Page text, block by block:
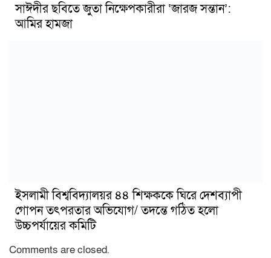
সাঈদীর ছবিতে জুতা নিক্ষেপকারীরা ‘জারজ সন্তান’:
আমির হামজা
ইসলামী বিশ্ববিদ্যালয়র ৪৪ শিক্ষককে ঘিরে দেশব্যাপী
গোপন তৎপরতার অভিযোগ/ তদন্তে গঠিত হলো
উচ্চপর্যায়ের কমিটি
Comments are closed.